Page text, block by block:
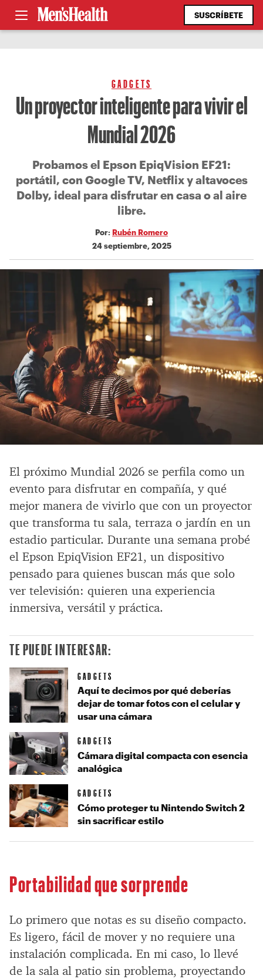
SUSCRÍBETE
GADGETS
Un proyector inteligente para vivir el
Mundial 2026
Probamos el Epson EpiqVision EF21:
portátil, con Google TV, Netflix y altavoces
Dolby, ideal para disfrutar en casa o al aire
libre.
Por: Rubén Romero
24 septiembre, 2025
El próximo Mundial 2026 se perfila como un
evento para disfrutar en compañía, y qué
mejor manera de vivirlo que con un proyector
que transforma tu sala, terraza o jardín en un
estadio particular. Durante una semana probé
el Epson EpiqVision EF21, un dispositivo
pensado para quienes buscan más que solo
ver televisión: quieren una experiencia
inmersiva, versátil y práctica.
Portabilidad que sorprende
Lo primero que notas es su diseño compacto.
Es ligero, fácil de mover y no requiere una
instalación complicada. En mi caso, lo llevé
de la sala al patio sin problema, proyectando
TE PUEDE INTERESAR:
GADGETS
Aquí te decimos por qué deberías
dejar de tomar fotos con el celular y
usar una cámara
GADGETS
Cámara digital compacta con esencia
analógica
GADGETS
Cómo proteger tu Nintendo Switch 2
sin sacrificar estilo